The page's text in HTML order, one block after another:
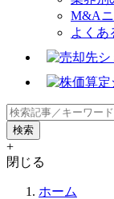
M&A
よくあ
+
閉じる
ホーム